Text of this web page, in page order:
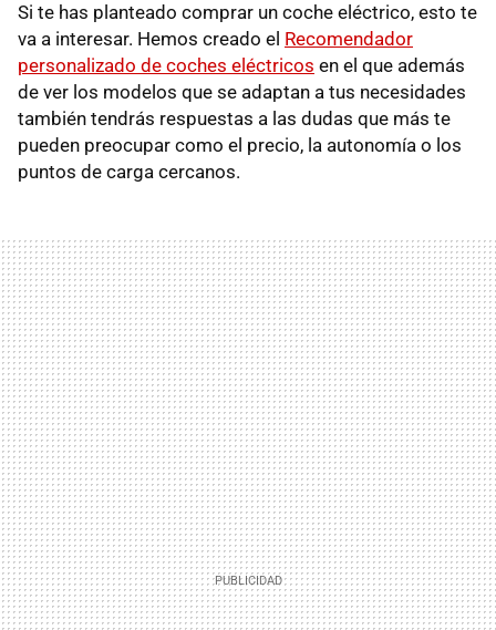
Si te has planteado comprar un coche eléctrico, esto te
va a interesar. Hemos creado el Recomendador
personalizado de coches eléctricos en el que además
de ver los modelos que se adaptan a tus necesidades
también tendrás respuestas a las dudas que más te
pueden preocupar como el precio, la autonomía o los
puntos de carga cercanos.